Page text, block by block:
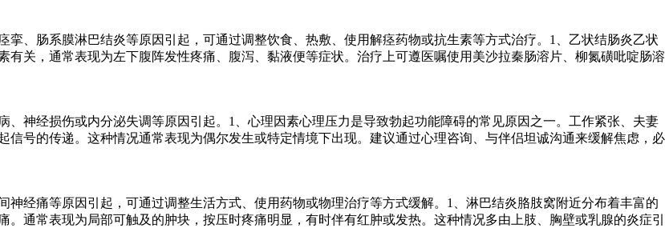
、肠系膜淋巴结炎等原因引起，可通过调整饮食、热敷、使用解痉药物或抗生素等方式治疗。1、乙状结肠炎乙状
关，通常表现为左下腹阵发性疼痛、腹泻、黏液便等症状。治疗上可遵医嘱使用美沙拉秦肠溶片、柳氮磺吡啶肠溶
神经损伤或内分泌失调等原因引起。1、心理因素心理压力是导致勃起功能障碍的常见原因之一。工作紧张、夫妻
号的传递。这种情况通常表现为偶尔发生或特定情境下出现。建议通过心理咨询、与伴侣坦诚沟通来缓解焦虑，必
经痛等原因引起，可通过调整生活方式、使用药物或物理治疗等方式缓解。1、淋巴结炎胳肢窝附近分布着丰富的
通常表现为局部可触及的肿块，按压时疼痛明显，有时伴有红肿或发热。这种情况多由上肢、胸壁或乳腺的炎症引